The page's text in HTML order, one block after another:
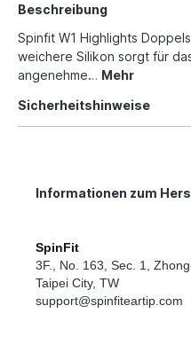
Beschreibung
Spinfit W1 Highlights
weichere Silikon sorgt für
angenehme… Mehr
Sicherheitshinweise
Informationen zum
SpinFit
3F., No. 163, Sec. 1,
Taipei City, TW
support@spinfiteartip.com